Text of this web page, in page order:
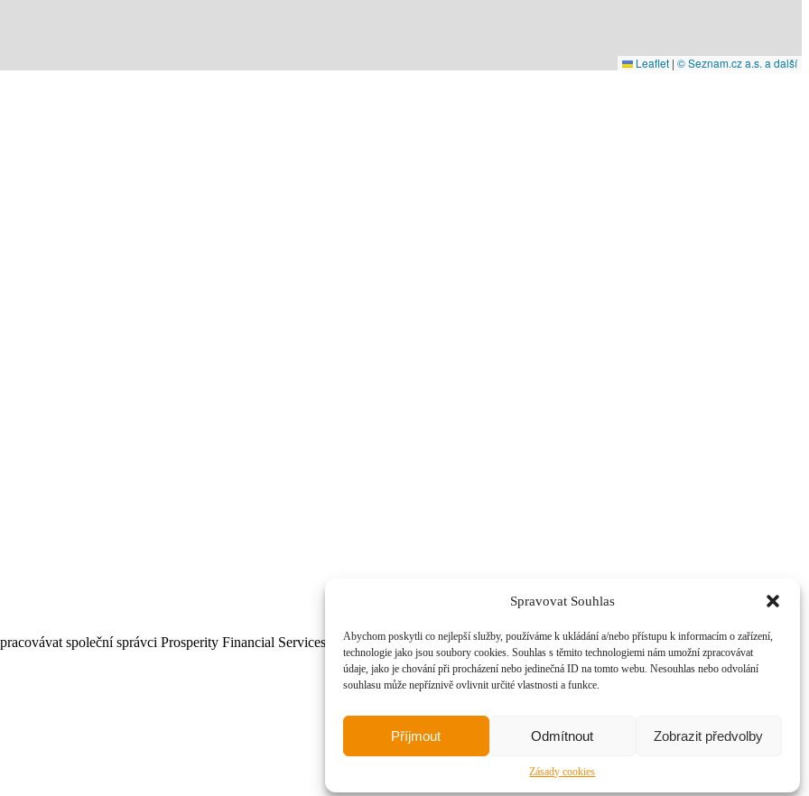
Spravovat Souhlas
Abychom poskytli co nejlepší služby, používáme k ukládání a/nebo přístupu k informacím o zařízení,
technologie jako jsou soubory cookies. Souhlas s těmito technologiemi nám umožní zpracovávat
údaje, jako je chování při procházení nebo jedinečná ID na tomto webu. Nesouhlas nebo odvolání
souhlasu může nepříznivě ovlivnit určité vlastnosti a funkce.
Příjmout Odmítnout Zobrazit předvolby
Zásady cookies
Leaflet | © Seznam.cz a.s. a další
společní správci Prosperity Financial Services, a.s., IČ: 027 45 836 a Prosperity Living s.r.o., IČ: 234 46 731, a to za účelem